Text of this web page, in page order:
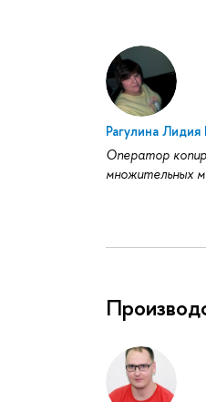
Рагулина
Оператор
множительных